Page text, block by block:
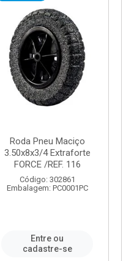
Roda Pneu Maciço
3.50x8x3/4 Extraforte
FORCE /REF. 116
Código: 302861
Embalagem: PC0001PC
Entre ou
cadastre-se